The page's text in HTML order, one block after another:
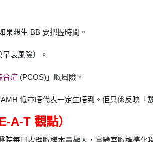
果想生 BB 要把握時間。
衰風險）。
合症 (PCOS)」嘅風險。
低亦唔代表一定生唔到。佢只係反映「
A-T 觀點）
院每日處理嘅樣本量極大，實驗室嘅標準化